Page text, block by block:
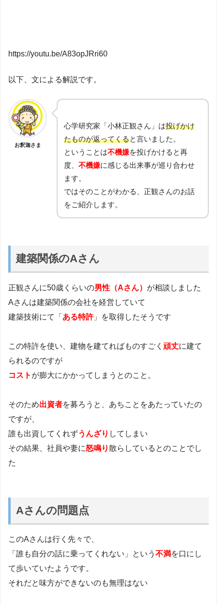
https://youtu.be/A83opJRri60
以下、文による解説です。
お釈迦さま
心学研究家「小林正観さん」は投げかけ
たものが返ってくると言いました。
ということは不機嫌を投げかけると再
度、 不機嫌に感じる出来事が巡り合わせ
ます。
ではそのことがわかる、正観さんのお話
をご紹介します。
建築関係のAさん
正観さんに50歳くらいの男性（Aさん） が相談しました
Aさんは建築関係の会社を経営していて
建築技術にて「 ある特許」を取得したそうです
この特許を使い、建物を建てればものすごく 頑丈に建て
られるのですが
コスト が膨大にかかってしまうとのこと。
そのため出資者を募ろうと、あちことをあたっていたの
ですが、
誰も出資してくれずうんざり してしまい
その結果、社員や妻に怒鳴り散らしているとのことでし
た
Aさんの問題点
このAさんは行く先々で、
「誰も自分の話に乗ってくれない」という 不満を口にし
て歩いていたようです。
それだと味方ができないのも無理はない